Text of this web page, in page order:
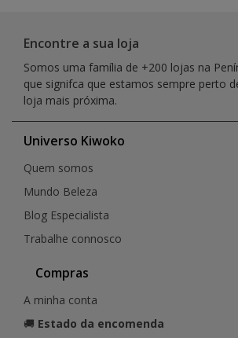
Encontre a sua loja
Somos uma família de +200 lojas na
que signifca que estamos sempre perto
loja mais próxima.
Universo Kiwoko
Quem somos
Mundo Beleza
Blog Especialista
Trabalhe connosco
Compras
A minha conta
🚚 Estado da encomenda